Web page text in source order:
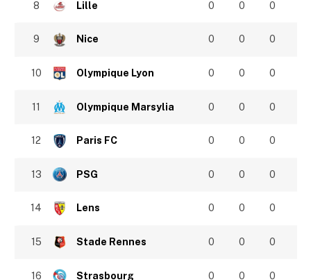
8 Lille 0 0 0
9 Nice 0 0 0
10 Olympique Lyon 0 0 0
11 Olympique Marsylia 0 0 0
12 Paris FC 0 0 0
13 PSG 0 0 0
14 Lens 0 0 0
15 Stade Rennes 0 0 0
16 Strasbourg 0 0 0